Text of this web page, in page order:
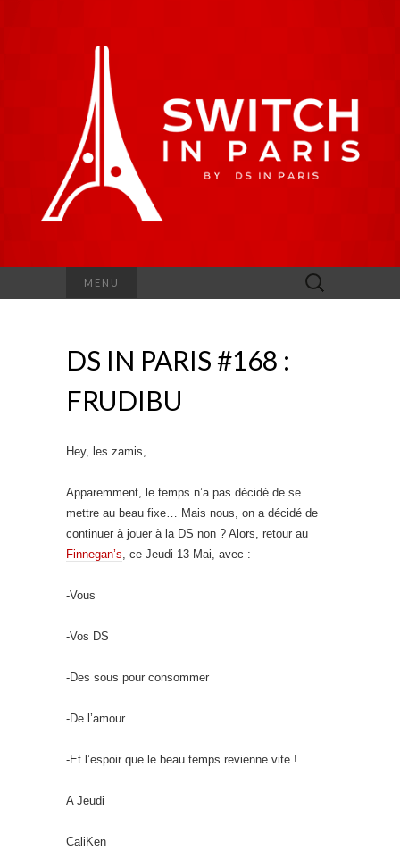
MENU Rechercher :
DS IN PARIS #168 :
FRUDIBU
Hey, les zamis,
Apparemment, le temps n’a pas décidé de se
mettre au beau fixe… Mais nous, on a décidé de
continuer à jouer à la DS non ? Alors, retour au
Finnegan’s , ce Jeudi 13 Mai, avec :
-Vous
-Vos DS
-Des sous pour consommer
-De l’amour
-Et l’espoir que le beau temps revienne vite !
A Jeudi
CaliKen